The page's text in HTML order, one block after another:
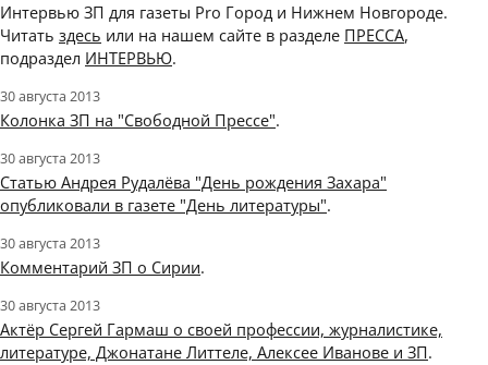
Интервью ЗП для газеты Pro Город и Нижнем Новгороде.
Читать здесь или на нашем сайте в разделе ПРЕССА,
подраздел ИНТЕРВЬЮ.
30 августа 2013
Колонка ЗП на "Свободной Прессе".
30 августа 2013
Статью Андрея Рудалёва "День рождения Захара"
опубликовали в газете "День литературы".
30 августа 2013
Комментарий ЗП о Сирии.
30 августа 2013
Актёр Сергей Гармаш о своей профессии, журналистике,
литературе, Джонатане Литтеле, Алексее Иванове и ЗП.